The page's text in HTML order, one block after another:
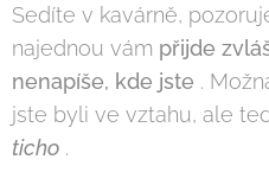
Sedíte v kavárně,
najednou vám přijde
nenapíše, kde jste .
jste byli ve vztahu, ale
ticho .